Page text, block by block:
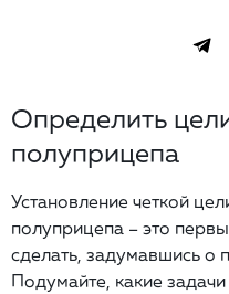
Определить
полуприцепа
Установление четкой
полуприцепа – это
сделать, задумавшись о
Подумайте, какие